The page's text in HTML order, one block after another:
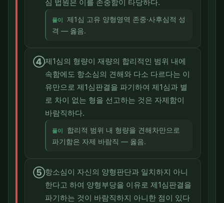
심 법원은 이를 존중함이 타당하다.
풀이
제1심 고유 양형영역 존중·사후심적 성
격 — 옳음.
④제1심의 형량이 재량의 합리적인 범위 내에
속함에도 항소심의 견해와 다소 다르다는 이
유만으로 제1심판결을 파기하여 제1심과 별
로 차이 없는 형을 선고하는 것은 자제함이
바람직하다.
풀이
합리적 범위 내 형량을 견해차만으로
파기함은 자제 바람직 — 옳음.
⑤항소심이 자신의 양형판단과 일치하지 아니
한다고 하여 양형부당을 이유로 제1심판결을
파기하는 것이 바람직하지 아니한 점이 있다